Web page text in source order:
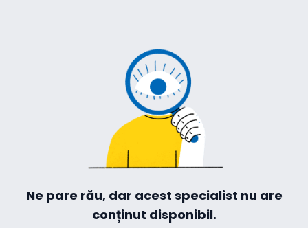
Ne pare rău, dar acest specialist nu are
conținut disponibil.